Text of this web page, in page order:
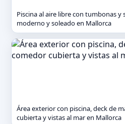
Piscina al aire libre con tumbonas
moderno y soleado en Mallorca
Área exterior con piscina, deck de
cubierta y vistas al mar en Mallorca